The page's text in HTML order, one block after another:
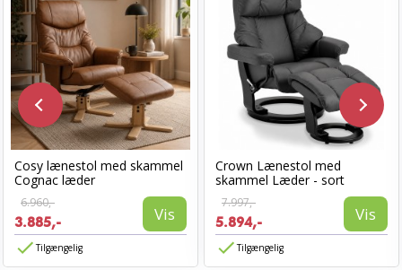
Cosy lænestol med skammel
Cognac læder
6.960,-
3.885,- Vis
Tilgængelig
Crown Lænestol med
skammel Læder - sort
7.997,-
5.894,- Vis
Tilgængelig